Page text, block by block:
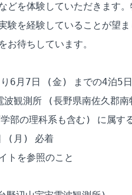
どを体験していただきます
を経験していることが望ま
待ちしています。
6月7日 (金) までの4泊5日
観測所 (長野県南佐久郡南
部の理科系も含む) に属す
(月) 必着
トを参照のこと